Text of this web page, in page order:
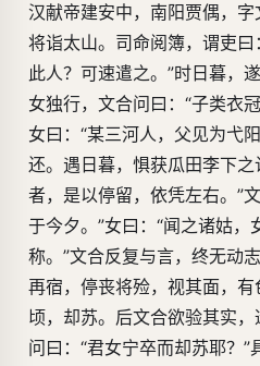
汉献帝建安中，南阳贾偶，
将诣太山。司命阅簿，谓吏曰
此人？可速遣之。”时日暮，
女独行，文合问曰：“子类衣
女曰：“某三河人，父见为弋
还。遇日暮，惧获瓜田李下
者，是以停留，依凭左右。”
于今夕。”女曰：“闻之诸姑
称。”文合反复与言，终无动
再宿，停丧将殓，视其面，
顷，却苏。后文合欲验其实
问曰：“君女宁卒而却苏耶？